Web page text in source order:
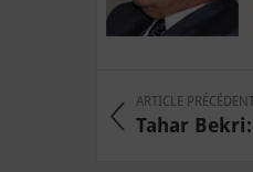
ARTICLE
Tahar